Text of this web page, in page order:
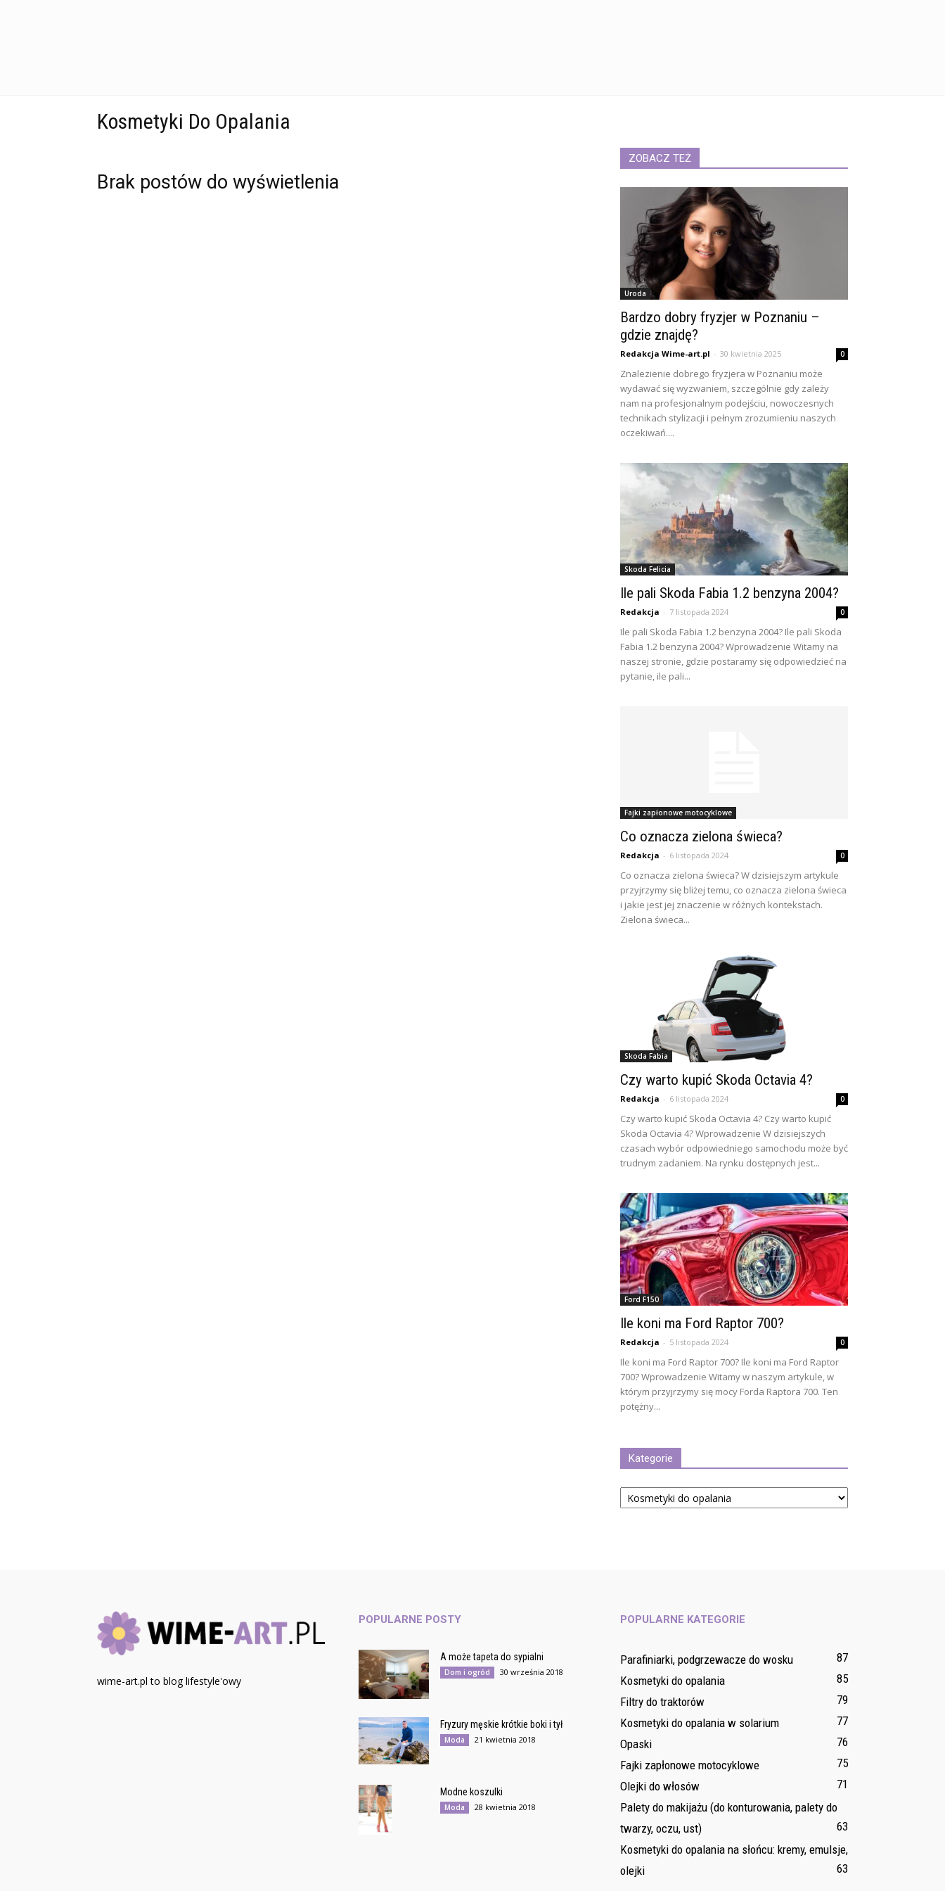
Kosmetyki Do Opalania
Brak postów do wyświetlenia
ZOBACZ TEŻ
Uroda
Bardzo dobry fryzjer w Poznaniu –
gdzie znajdę?
Redakcja Wime-art.pl - 30 kwietnia 2025 0
Znalezienie dobrego fryzjera w Poznaniu może
wydawać się wyzwaniem, szczególnie gdy zależy
nam na profesjonalnym podejściu, nowoczesnych
technikach stylizacji i pełnym zrozumieniu naszych
oczekiwań....
Skoda Felicia
Ile pali Skoda Fabia 1.2 benzyna 2004?
Redakcja - 7 listopada 2024 0
Ile pali Skoda Fabia 1.2 benzyna 2004? Ile pali Skoda
Fabia 1.2 benzyna 2004? Wprowadzenie Witamy na
naszej stronie, gdzie postaramy się odpowiedzieć na
pytanie, ile pali...
Fajki zapłonowe motocyklowe
Co oznacza zielona świeca?
Redakcja - 6 listopada 2024 0
Co oznacza zielona świeca? W dzisiejszym artykule
przyjrzymy się bliżej temu, co oznacza zielona świeca
i jakie jest jej znaczenie w różnych kontekstach.
Zielona świeca...
Skoda Fabia
Czy warto kupić Skoda Octavia 4?
Redakcja - 6 listopada 2024 0
Czy warto kupić Skoda Octavia 4? Czy warto kupić
Skoda Octavia 4? Wprowadzenie W dzisiejszych
czasach wybór odpowiedniego samochodu może być
trudnym zadaniem. Na rynku dostępnych jest...
Ford F150
Ile koni ma Ford Raptor 700?
Redakcja - 5 listopada 2024 0
Ile koni ma Ford Raptor 700? Ile koni ma Ford Raptor
700? Wprowadzenie Witamy w naszym artykule, w
którym przyjrzymy się mocy Forda Raptora 700. Ten
potężny...
Kategorie
Kategorie
wime-art.pl to blog lifestyle'owy
POPULARNE POSTY
A może tapeta do sypialni
Dom i ogród 30 września 2018
Fryzury męskie krótkie boki i tył
Moda 21 kwietnia 2018
Modne koszulki
Moda 28 kwietnia 2018
POPULARNE KATEGORIE
Parafiniarki, podgrzewacze do wosku
87
Kosmetyki do opalania
85
Filtry do traktorów
79
Kosmetyki do opalania w solarium
77
Opaski
76
Fajki zapłonowe motocyklowe
75
Olejki do włosów
71
Palety do makijażu (do konturowania, palety do
twarzy, oczu, ust)
63
Kosmetyki do opalania na słońcu: kremy, emulsje,
olejki
63